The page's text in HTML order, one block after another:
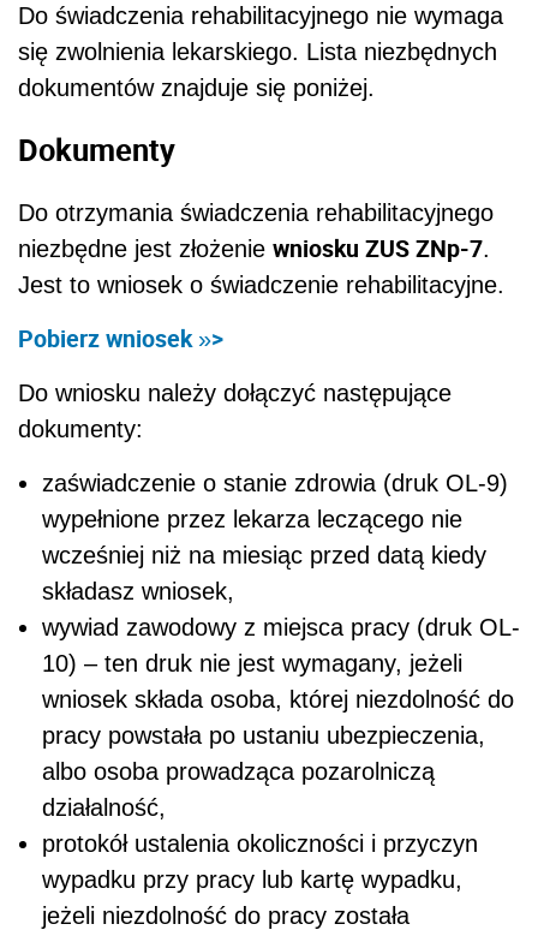
Do świadczenia rehabilitacyjnego nie wymaga
się zwolnienia lekarskiego. Lista niezbędnych
dokumentów znajduje się poniżej.
Dokumenty
Do otrzymania świadczenia rehabilitacyjnego
niezbędne jest złożenie wniosku ZUS ZNp-7.
Jest to wniosek o świadczenie rehabilitacyjne.
Pobierz wniosek »>
Do wniosku należy dołączyć następujące
dokumenty:
zaświadczenie o stanie zdrowia (druk OL-9)
wypełnione przez lekarza leczącego nie
wcześniej niż na miesiąc przed datą kiedy
składasz wniosek,
wywiad zawodowy z miejsca pracy (druk OL-
10) – ten druk nie jest wymagany, jeżeli
wniosek składa osoba, której niezdolność do
pracy powstała po ustaniu ubezpieczenia,
albo osoba prowadząca pozarolniczą
działalność,
protokół ustalenia okoliczności i przyczyn
wypadku przy pracy lub kartę wypadku,
jeżeli niezdolność do pracy została